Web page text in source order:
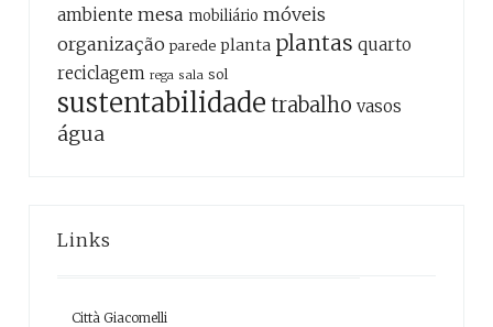
ambiente mesa mobiliário móveis
organização parede planta plantas quarto
reciclagem rega sala sol
sustentabilidade trabalho vasos
água
Links
Città Giacomelli